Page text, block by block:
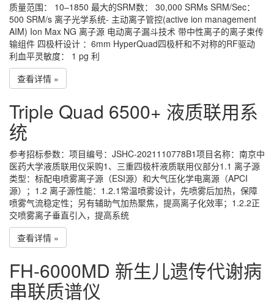
质量范围： 10–1850 最大的SRM数： 30,000 SRMs SRM/Sec：
500 SRM/s 离子光学系统- 主动离子管控(active ion management
AIM) Ion Max NG 离子源 电动离子漏斗技术 带中性离子的离子束传
输组件 四极杆设计 ：6mm HyperQuad四极杆和不对称的RF驱动
利血平灵敏度： 1 pg 利
查看详情 »
Triple Quad 6500+ 液质联用系
统
参考招标参数：项目编号：JSHC-2021110778B1项目名称：南京中
医药大学液质联用仪采购1、三重四极杆液质联用仪部分1.1 离子源
类型：标配电喷雾离子源（ESI源）和大气压化学电离源（APCI
源）；1.2 离子源性能：1.2.1常温喷雾设计，先喷雾后加热，保障
喷雾气流稳定性；另有辅助气加热聚焦，提高离子化效率；1.2.2正
交喷雾离子垂直引入，提高系统
查看详情 »
FH-6000MD 新生儿遗传代谢病
串联质谱仪